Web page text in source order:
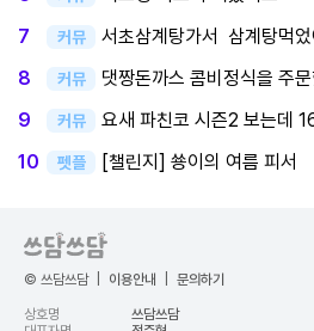
7 커뮤 서초삼계탕가서 삼계탕먹
8 커뮤 댓짱돈까스 콤비정식을 주
9 커뮤
10 펫플 [챌린지] 쑝이의 여름 피서
© 쓰담쓰담 이용안내 문의하기
상호명
쓰담쓰담